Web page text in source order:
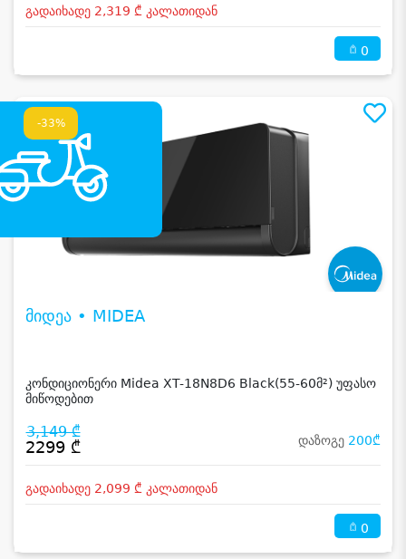
გადაიხადე 2,319 ₾ კალათიდან
0
-33%
მიდეა • MIDEA
კონდიციონერი Midea XT-18N8D6 Black(55-60მ²) უფასო
მიწოდებით
3,149 ₾
2299 ₾ დაზოგე 200₾
გადაიხადე 2,099 ₾ კალათიდან
0